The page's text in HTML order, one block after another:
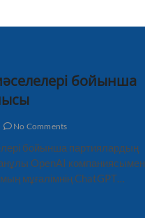
бойынша
No Comments
бойынша партиялардың
OpenAI компаниясымен
мұғалімнің ChatGPT…